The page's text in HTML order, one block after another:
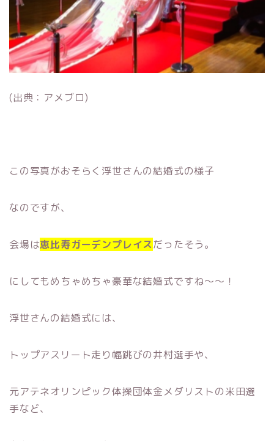
(出典：アメブロ)
この写真がおそらく浮世さんの結婚式の様子
なのですが、
会場は恵比寿ガーデンプレイスだったそう。
にしてもめちゃめちゃ豪華な結婚式ですね〜〜！
浮世さんの結婚式には、
トップアスリート走り幅跳びの井村選手や、
元アテネオリンピック体操団体金メダリストの米田選
手など、